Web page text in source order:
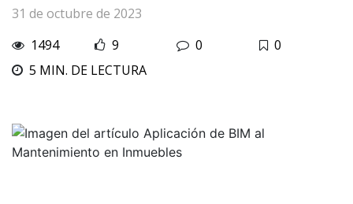
31 de octubre de 2023
1494
9 0
0
5 MIN. DE LECTURA